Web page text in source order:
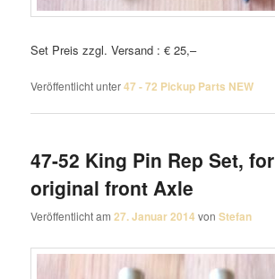
Set Preis zzgl. Versand : € 25,–
Veröffentlicht unter47 - 72 Pickup Parts NEW
47-52 King Pin Rep Set, for
original front Axle
Veröffentlicht am27. Januar 2014vonStefan